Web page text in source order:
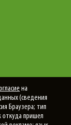
на
(сведения
Браузера; тип
откуда пришел